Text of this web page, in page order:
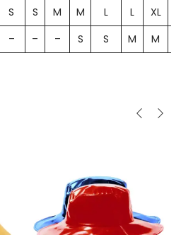
S S M M L L XL
– – – S S M M